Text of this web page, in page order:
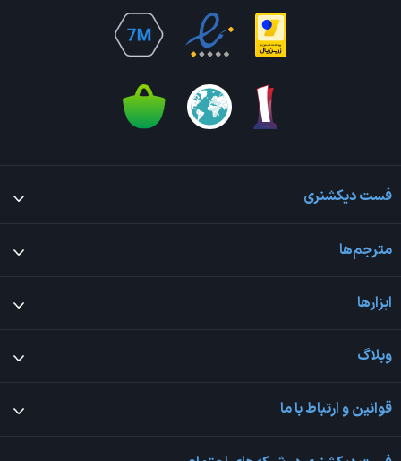
فست دیکشنری
مترجم‌ها
ابزارها
وبلاگ
قوانین و ارتباط با ما